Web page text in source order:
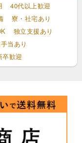
40代以上歓迎
寮・社宅あり
独立支援あり
当あり
卒歓迎